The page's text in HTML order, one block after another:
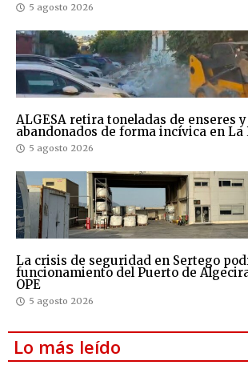
5 agosto 2026
ALGESA retira toneladas de enseres
abandonados de forma incívica en La
5 agosto 2026
La crisis de seguridad en Sertego
funcionamiento del Puerto de
OPE
5 agosto 2026
Lo más leído